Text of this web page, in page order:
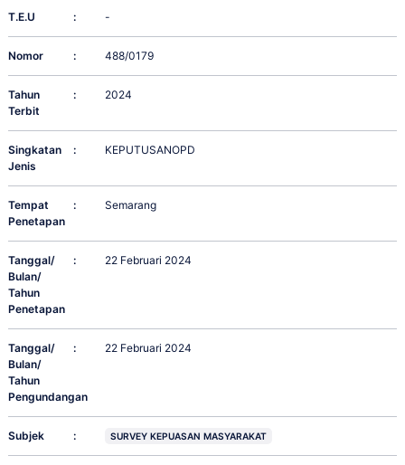
T.E.U : -
Nomor : 488/0179
Tahun
Terbit
: 2024
Singkatan
Jenis
: KEPUTUSANOPD
Tempat
Penetapan
: Semarang
Tanggal/
Bulan/
Tahun
Penetapan
: 22 Februari 2024
Tanggal/
Bulan/
Tahun
Pengundangan
: 22 Februari 2024
Subjek : SURVEY KEPUASAN MASYARAKAT